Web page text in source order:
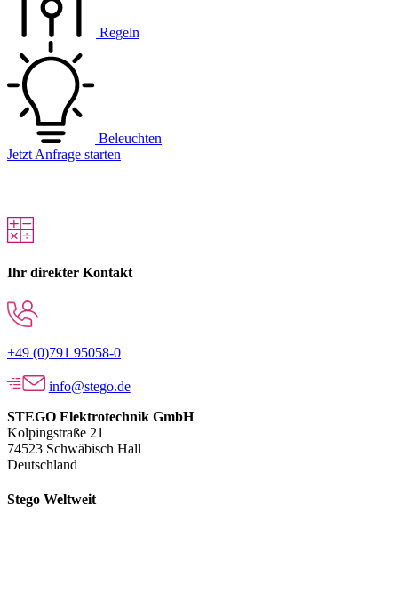
Regeln
Beleuchten
Jetzt Anfrage starten
Ihr direkter Kontakt
+49 (0)791 95058-0
info@stego.de
STEGO Elektrotechnik GmbH
Kolpingstraße 21
74523 Schwäbisch Hall
Deutschland
Stego Weltweit